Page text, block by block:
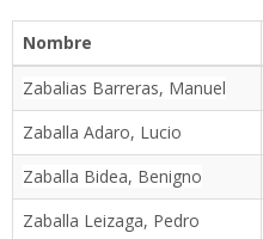
Nombre
Zabalias Barreras, Manuel
Zaballa Adaro, Lucio
Zaballa Bidea, Benigno
Zaballa Leizaga, Pedro